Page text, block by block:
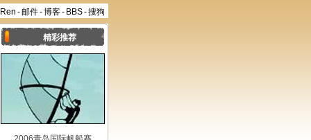
-邮件-博客- BBS-搜狗
精彩推荐